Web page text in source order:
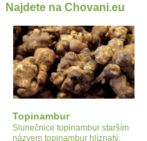
Najdete na Chovani.eu
Topinambur
Slunečnice topinambur starším
názvem topinambur hlíznatý,